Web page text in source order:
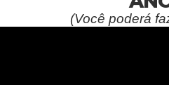
(Você poderá